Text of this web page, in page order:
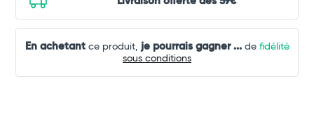
En achetantce produit, je pourrais gagner ...de fidélité
sous conditions